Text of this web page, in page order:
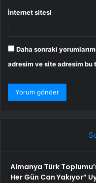
İnternet sitesi
Daha sonraki
adresim ve site adresim bu
Almanya Türk
Her Gün Can Yakıyor”